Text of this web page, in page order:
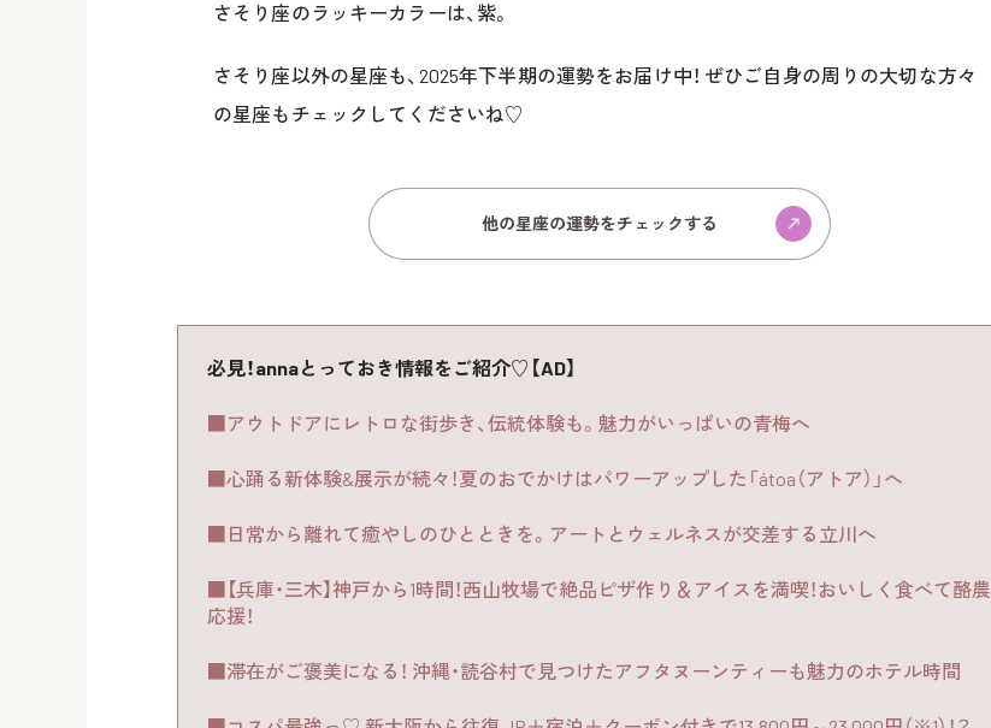
さそり座のラッキーカラーは、紫。
さそり座以外の星座も、2025年下半期の運勢をお届け中！ ぜひご自身の周りの大切な方々
の星座もチェックしてくださいね♡
他の星座の運勢をチェックする
必見！annaとっておき情報をご紹介♡【AD】
■アウトドアにレトロな街歩き、伝統体験も。魅力がいっぱいの青梅へ
■心踊る新体験&展示が続々！夏のおでかけはパワーアップした「átoa（アトア）」へ
■日常から離れて癒やしのひとときを。アートとウェルネスが交差する立川へ
■【兵庫・三木】神戸から1時間！西山牧場で絶品ピザ作り＆アイスを満喫！おいしく食べて酪農
応援！
■滞在がご褒美になる！ 沖縄・読谷村で見つけたアフタヌーンティーも魅力のホテル時間